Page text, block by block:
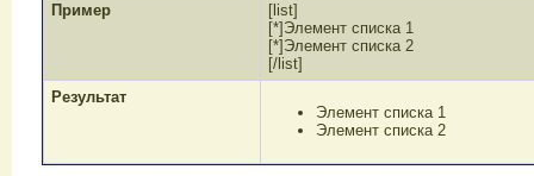
Пример
[list]
[*]Элемент списка 1
[*]Элемент списка 2
[/list]
Результат
Элемент списка 1
Элемент списка 2